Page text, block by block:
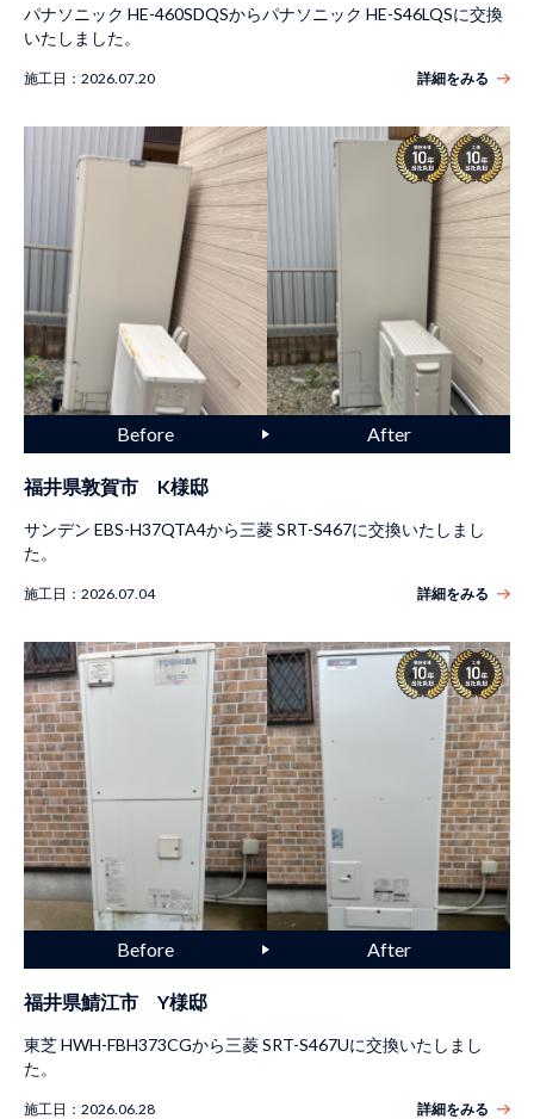
パナソニック HE-460SDQSからパナソニック HE-S46LQSに交換
いたしました。
施工日： 2026.07.20 詳細をみる
福井県敦賀市 K様邸
サンデン EBS-H37QTA4から三菱 SRT-S467に交換いたしまし
た。
施工日： 2026.07.04 詳細をみる
福井県鯖江市 Y様邸
東芝 HWH-FBH373CGから三菱 SRT-S467Uに交換いたしまし
た。
施工日： 2026.06.28 詳細をみる